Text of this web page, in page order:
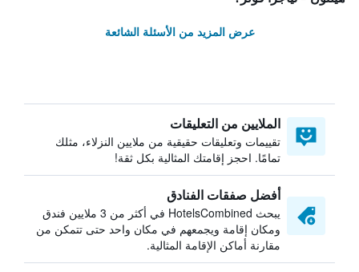
عرض المزيد من الأسئلة الشائعة
الملايين من التعليقات
تقييمات وتعليقات حقيقية من ملايين النزلاء، مثلك
تمامًا. احجز إقامتك المثالية بكل ثقة!
أفضل صفقات الفنادق
يبحث HotelsCombined في أكثر من 3 ملايين فندق
ومكان إقامة ويجمعهم في مكان واحد حتى تتمكن من
مقارنة أماكن الإقامة المثالية.